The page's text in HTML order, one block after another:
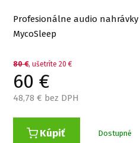
Profesionálne audio nahrávky
MycoSleep
80€, ušetríte 20 €
60 €
48,78 € bez DPH
Kúpiť Dostupné